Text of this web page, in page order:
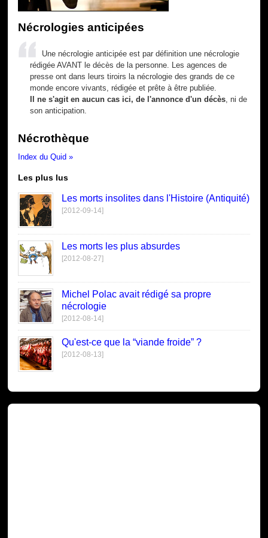
Nécrologies anticipées
Une nécrologie anticipée est par définition une nécrologie
rédigée AVANT le décès de la personne. Les agences de
presse ont dans leurs tiroirs la nécrologie des grands de ce
monde encore vivants, rédigée et prête à être publiée.
Il ne s'agit en aucun cas ici, de l'annonce d'un décès , ni de
son anticipation.
Nécrothèque
Index du Quid »
Les plus lus
Les morts insolites dans l'Histoire (Antiquité)
[2012-09-14]
Les morts les plus absurdes
[2012-08-27]
Michel Polac avait rédigé sa propre
nécrologie
[2012-08-14]
Qu'est-ce que la “viande froide” ?
[2012-08-13]